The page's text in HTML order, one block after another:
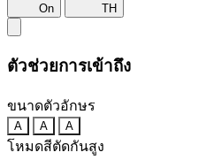
On TH
ตัวช่วยการเข้าถึง
ขนาดตัวอักษร
A A A
โหมดสีตัดกันสูง